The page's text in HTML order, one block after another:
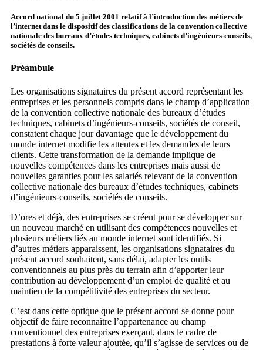
Accord national du 5 juillet 2001 relatif à l’introduction des métiers de
l’internet dans le dispositif des classifications de la convention collective
nationale des bureaux d’études techniques, cabinets d’ingénieurs-conseils,
sociétés de conseils.
Préambule
Les organisations signataires du présent accord représentant les
entreprises et les personnels compris dans le champ d’application
de la convention collective nationale des bureaux d’études
techniques, cabinets d’ingénieurs-conseils, sociétés de conseil,
constatent chaque jour davantage que le développement du
monde internet modifie les attentes et les demandes de leurs
clients. Cette transformation de la demande implique de
nouvelles compétences dans les entreprises mais aussi de
nouvelles garanties pour les salariés relevant de la convention
collective nationale des bureaux d’études techniques, cabinets
d’ingénieurs-conseils, sociétés de conseils.
D’ores et déjà, des entreprises se créent pour se développer sur
un nouveau marché en utilisant des compétences nouvelles et
plusieurs métiers liés au monde internet sont identifiés. Si
d’autres métiers apparaissent, les organisations signataires du
présent accord souhaitent, sans délai, adapter les outils
conventionnels au plus près du terrain afin d’apporter leur
contribution au développement d’un emploi de qualité et au
maintien de la compétitivité des entreprises du secteur.
C’est dans cette optique que le présent accord se donne pour
objectif de faire reconnaître l’appartenance au champ
conventionnel des entreprises exerçant, dans le cadre de
prestations à forte valeur ajoutée, qu’il s’agisse de services ou de